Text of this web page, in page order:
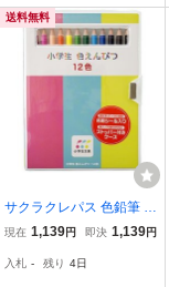
送料無料
サクラクレパス 色鉛筆 12
色 小学生文具 GPY12
現在 1,139円 即決 1,139円
入札 - 残り 4日